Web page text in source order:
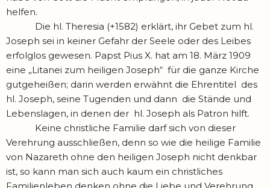
helfen.
Die hl. Theresia (+1582) erklärt, ihr Gebet zum hl.
Joseph sei in keiner Gefahr der Seele oder des Leibes
erfolglos gewesen. Papst Pius X. hat am 18. März 1909
eine „Litanei zum heiligen Joseph“ für die ganze Kirche
gutgeheißen; darin werden erwähnt die Ehrentitel des
hl. Joseph, seine Tugenden und dann die Stände und
Lebenslagen, in denen der hl. Joseph als Patron hilft.
Keine christliche Familie darf sich von dieser
Verehrung ausschließen, denn so wie die heilige Familie
von Nazareth ohne den heiligen Joseph nicht denkbar
ist, so kann man sich auch kaum ein christliches